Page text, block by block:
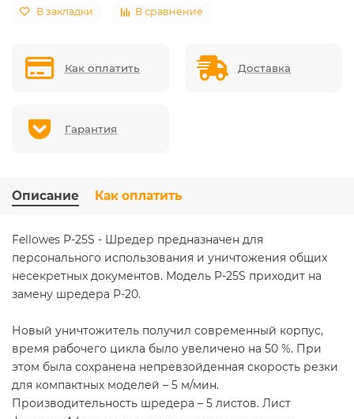
В закладки В сравнение
Как оплатить Доставка
Гарантия
Описание Как оплатить
Fellowes P-25S - Шредер предназначен для
персонального использования и уничтожения общих
несекретных документов. Модель P-25S приходит на
замену шредера P-20.
Новый уничтожитель получил современный корпус,
время рабочего цикла было увеличено на 50 %. При
этом была сохранена непревзойденная скорость резки
для компактных моделей – 5 м/мин.
Производительность шредера – 5 листов. Лист